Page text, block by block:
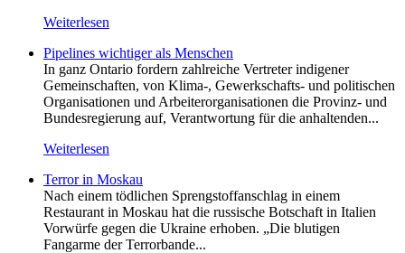
Weiterlesen
Pipelines wichtiger als Menschen
In ganz Ontario fordern zahlreiche Vertreter indigener
Gemeinschaften, von Klima-, Gewerkschafts- und politischen
Organisationen und Arbeiterorganisationen die Provinz- und
Bundesregierung auf, Verantwortung für die anhaltenden...
Weiterlesen
Terror in Moskau
Nach einem tödlichen Sprengstoffanschlag in einem
Restaurant in Moskau hat die russische Botschaft in Italien
Vorwürfe gegen die Ukraine erhoben. „Die blutigen
Fangarme der Terrorbande...